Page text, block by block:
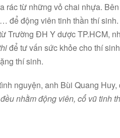
rác từ những vỏ chai nhựa.
để động viên tinh thần thí
Trường ĐH Y dược TP.HCM,
để tư vấn sức khỏe cho thí
thí sinh.
nguyện, anh Bùi Quang Huy,
nhằm động viên, cổ vũ tinh